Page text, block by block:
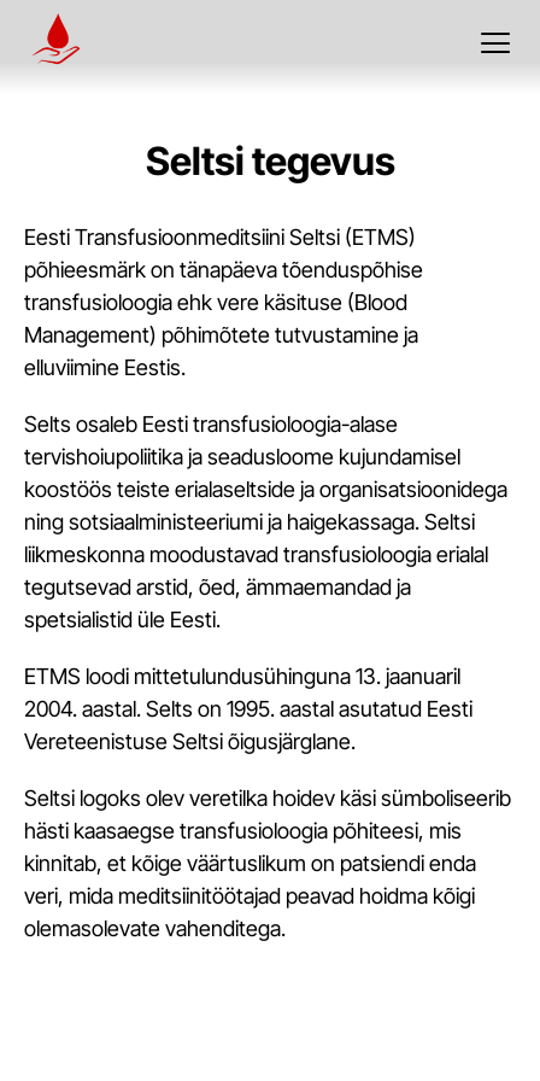
Seltsi tegevus
Eesti Transfusioonmeditsiini Seltsi (ETMS)
põhieesmärk on tänapäeva tõenduspõhise
transfusioloogia ehk vere käsituse (Blood
Management) põhimõtete tutvustamine ja
elluviimine Eestis.
Selts osaleb Eesti transfusioloogia-alase
tervishoiupoliitika ja seadusloome kujundamisel
koostöös teiste erialaseltside ja organisatsioonidega
ning sotsiaalministeeriumi ja haigekassaga. Seltsi
liikmeskonna moodustavad transfusioloogia erialal
tegutsevad arstid, õed, ämmaemandad ja
spetsialistid üle Eesti.
ETMS loodi mittetulundusühinguna 13. jaanuaril
2004. aastal. Selts on 1995. aastal asutatud Eesti
Vereteenistuse Seltsi õigusjärglane.
Seltsi logoks olev veretilka hoidev käsi sümboliseerib
hästi kaasaegse transfusioloogia põhiteesi, mis
kinnitab, et kõige väärtuslikum on patsiendi enda
veri, mida meditsiinitöötajad peavad hoidma kõigi
olemasolevate vahenditega.